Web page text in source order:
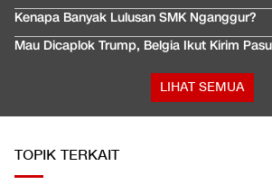
Kenapa Banyak Lulusan SMK Nganggur?
Mau Dicaplok Trump, Belgia Ikut Kirim
LIHAT SEMUA
TOPIK TERKAIT